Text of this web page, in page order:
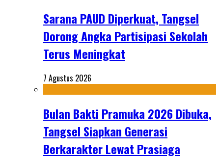
Sarana PAUD Diperkuat, Tangsel
Dorong Angka Partisipasi Sekolah
Terus Meningkat
7 Agustus 2026
Bulan Bakti Pramuka 2026 Dibuka,
Tangsel Siapkan Generasi
Berkarakter Lewat Prasiaga